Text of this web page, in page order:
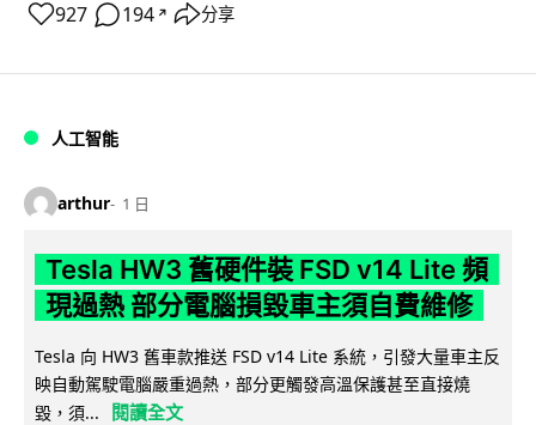
927 194 ↗ 分享
人工智能
arthur 1 日
Tesla HW3 舊硬件裝 FSD v14 Lite 頻
現過熱 部分電腦損毀車主須自費維修
Tesla 向 HW3 舊車款推送 FSD v14 Lite 系統，引發大量車主反
映自動駕駛電腦嚴重過熱，部分更觸發高溫保護甚至直接燒
毀，須...
閱讀全文